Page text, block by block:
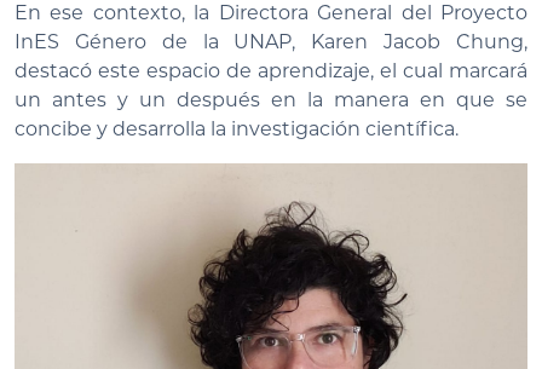
En ese contexto, la Directora General del Proyecto
InES Género de la UNAP, Karen Jacob Chung,
destacó este espacio de aprendizaje, el cual marcará
un antes y un después en la manera en que se
concibe y desarrolla la investigación científica.